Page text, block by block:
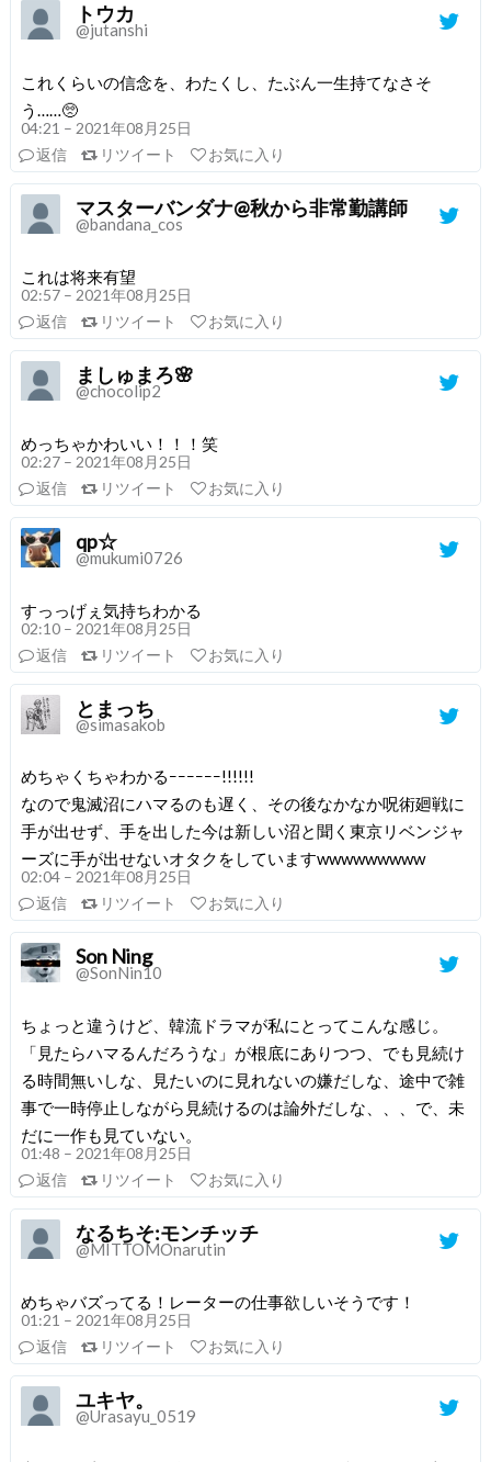
トウカ
@jutanshi
これくらいの信念を、わたくし、たぶん一生持てなさそ
う……🥺
04:21 – 2021年08月25日
返信
リツイート お気に入り
マスターバンダナ@秋から非常勤講師
@bandana_cos
これは将来有望
02:57 – 2021年08月25日
返信
リツイート お気に入り
ましゅまろ🌸
@chocolip2
めっちゃかわいい！！！笑
02:27 – 2021年08月25日
返信
リツイート お気に入り
qp☆
@mukumi0726
すっっげぇ気持ちわかる
02:10 – 2021年08月25日
返信
リツイート お気に入り
とまっち
@simasakob
めちゃくちゃわかるｰｰｰｰｰｰ!!!!!!
なので鬼滅沼にハマるのも遅く、その後なかなか呪術廻戦に
手が出せず、手を出した今は新しい沼と聞く東京リベンジャ
ーズに手が出せないオタクをしていますwwwwwwwww
02:04 – 2021年08月25日
返信
リツイート お気に入り
Son Ning
@SonNin10
ちょっと違うけど、韓流ドラマが私にとってこんな感じ。
「見たらハマるんだろうな」が根底にありつつ、でも見続け
る時間無いしな、見たいのに見れないの嫌だしな、途中で雑
事で一時停止しながら見続けるのは論外だしな、、、で、未
だに一作も見ていない。
01:48 – 2021年08月25日
返信
リツイート お気に入り
なるちそ:モンチッチ
@MITTOMOnarutin
めちゃバズってる！レーターの仕事欲しいそうです！
01:21 – 2021年08月25日
返信
リツイート お気に入り
ユキヤ。
@Urasayu_0519